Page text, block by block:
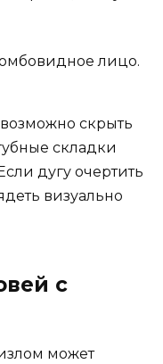
лицо.
скрыть
складки
дугу очертить
визуально
с
может